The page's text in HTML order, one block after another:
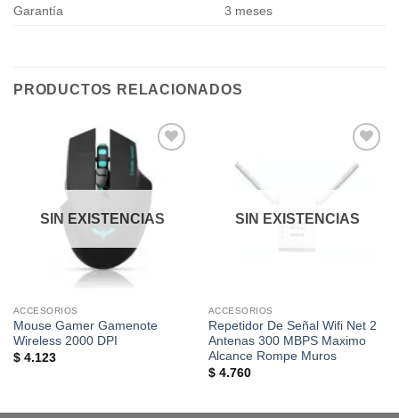
Garantía 3 meses
PRODUCTOS RELACIONADOS
lista de
SIN EXISTENCIAS
ACCESORIOS
Mouse Gamer Gamenote
Wireless 2000 DPI
$4.123
Añadir
a la
lista de
SIN EXISTENCIAS
ACCESORIOS
Repetidor De Señal Wifi Net 2
Antenas 300 MBPS Maximo
Alcance Rompe Muros
$4.760